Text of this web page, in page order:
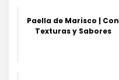
Paella de Marisco | Con
Texturas y Sabores